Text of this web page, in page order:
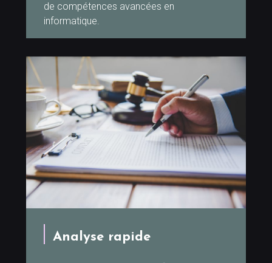
de compétences avancées en
informatique.
Analyse rapide